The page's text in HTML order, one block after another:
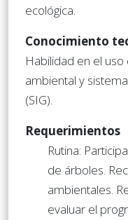
ecológica.
Conocimiento
Habilidad en el
ambiental y
(SIG).
Requerimientos
Rutina:
de árboles.
ambientales.
evaluar el